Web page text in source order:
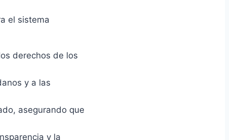
el sistema
derechos de los
y a las
asegurando que
y la